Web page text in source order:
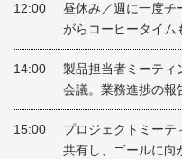
12:00
昼休み／週に一度チ
がらコーヒータイム
14:00
製品担当者ミーティ
会議。業務進捗の報
15:00
プロジェクトミーテ
共有し、ゴールに向